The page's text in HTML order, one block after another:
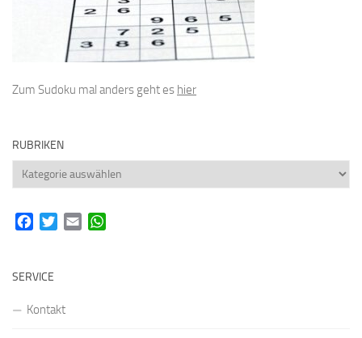
Zum Sudoku mal anders geht es hier
RUBRIKEN
Rubriken
FacebookTwitterEmail
SERVICE
Kontakt